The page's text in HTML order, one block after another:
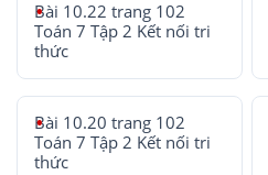
Bài 10.22 trang 102
Toán 7 Tập 2 Kết nối tri
thức
Bài 10.20 trang 102
Toán 7 Tập 2 Kết nối tri
thức